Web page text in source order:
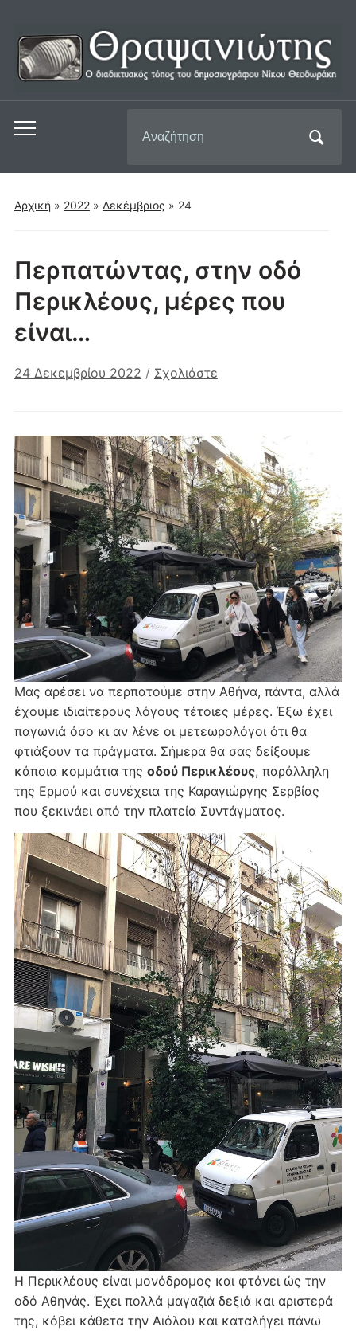
Εναλλαγή
μενού
για
για:
Αρχική » 2022» Δεκέμβριος » 24
Περπατώντας, στην οδό
Περικλέους, μέρες που
είναι…
24 Δεκεμβρίου 2022 / Σχολιάστε
Μας αρέσει να περπατούμε στην Αθήνα, πάντα, αλλά
έχουμε ιδιαίτερους λόγους τέτοιες μέρες. Έξω έχει
παγωνιά όσο κι αν λένε οι μετεωρολόγοι ότι θα
φτιάξουν τα πράγματα. Σήμερα θα σας δείξουμε
κάποια κομμάτια της οδού Περικλέους, παράλληλη
της Ερμού και συνέχεια της Καραγιώργης Σερβίας
που ξεκινάει από την πλατεία Συντάγματος.
Η Περικλέους είναι μονόδρομος και φτάνει ώς την
οδό Αθηνάς. Έχει πολλά μαγαζιά δεξιά και αριστερά
της, κόβει κάθετα την Αιόλου και καταλήγει πάνω